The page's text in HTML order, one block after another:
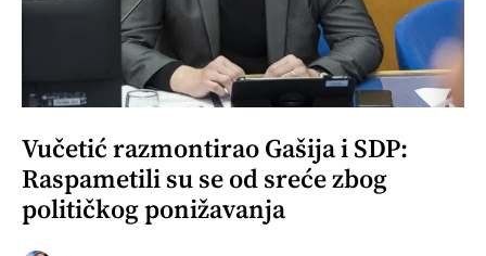
Vučetić razmontirao Gašija i SDP:
Raspametili su se od sreće zbog
političkog ponižavanja